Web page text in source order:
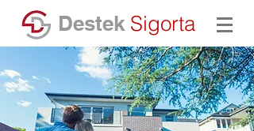
Destek Sigorta